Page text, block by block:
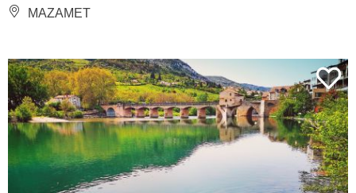
MAZAMET